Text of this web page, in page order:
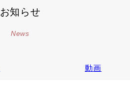
お知らせ
News
動画